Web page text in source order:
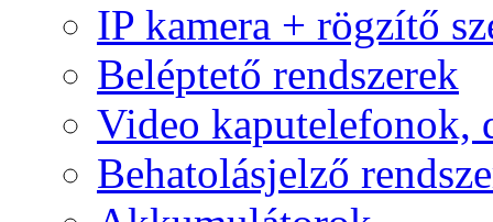
IP kamera + rögzítő
Beléptető rendszerek
Video kaputelefonok,
Behatolásjelző